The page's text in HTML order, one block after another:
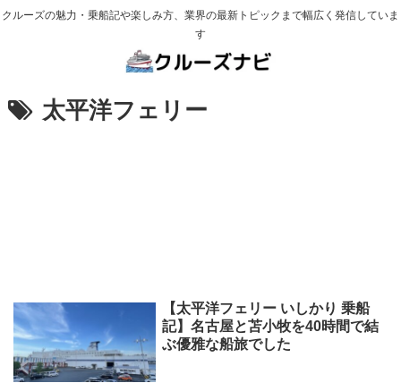
クルーズの魅力・乗船記や楽しみ方、業界の最新トピックまで幅広く発信していま
す
太平洋フェリー
【太平洋フェリー いしかり 乗船
記】名古屋と苫小牧を40時間で結
ぶ優雅な船旅でした